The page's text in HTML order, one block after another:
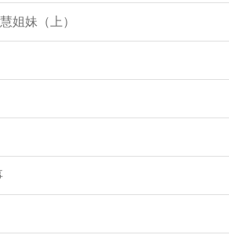
姐妹（上）